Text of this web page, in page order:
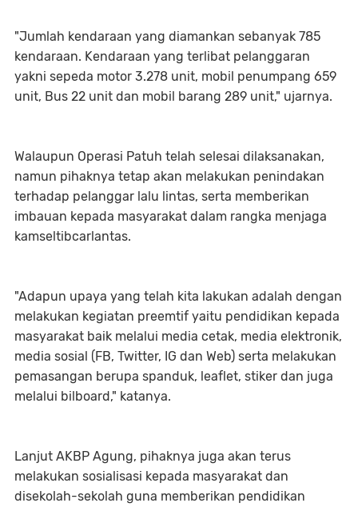
"Jumlah kendaraan yang diamankan sebanyak 785
kendaraan. Kendaraan yang terlibat pelanggaran
yakni sepeda motor 3.278 unit, mobil penumpang 659
unit, Bus 22 unit dan mobil barang 289 unit," ujarnya.
Walaupun Operasi Patuh telah selesai dilaksanakan,
namun pihaknya tetap akan melakukan penindakan
terhadap pelanggar lalu lintas, serta memberikan
imbauan kepada masyarakat dalam rangka menjaga
kamseltibcarlantas.
"Adapun upaya yang telah kita lakukan adalah dengan
melakukan kegiatan preemtif yaitu pendidikan kepada
masyarakat baik melalui media cetak, media elektronik,
media sosial (FB, Twitter, IG dan Web) serta melakukan
pemasangan berupa spanduk, leaflet, stiker dan juga
melalui bilboard," katanya.
Lanjut AKBP Agung, pihaknya juga akan terus
melakukan sosialisasi kepada masyarakat dan
disekolah-sekolah guna memberikan pendidikan